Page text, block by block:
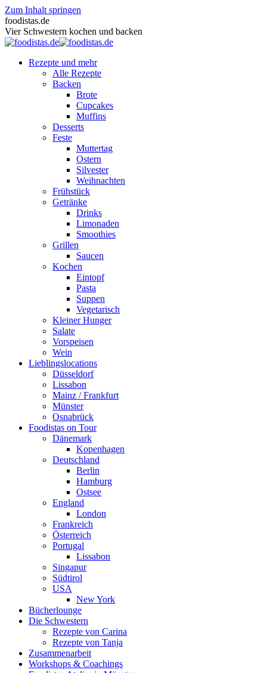
Zum Inhalt springen
foodistas.de
Vier Schwestern kochen und backen
Rezepte und mehr
Alle Rezepte
Backen
Brote
Cupcakes
Muffins
Desserts
Feste
Muttertag
Ostern
Silvester
Weihnachten
Frühstück
Getränke
Drinks
Limonaden
Smoothies
Grillen
Saucen
Kochen
Eintopf
Pasta
Suppen
Vegetarisch
Kleiner Hunger
Salate
Vorspeisen
Wein
Lieblingslocations
Düsseldorf
Lissabon
Mainz / Frankfurt
Münster
Osnabrück
Foodistas on Tour
Dänemark
Kopenhagen
Deutschland
Berlin
Hamburg
Ostsee
England
London
Frankreich
Österreich
Portugal
Lissabon
Singapur
Südtirol
USA
New York
Bücherlounge
Die Schwestern
Rezepte von Carina
Rezepte von Tanja
Zusammenarbeit
Workshops & Coachings